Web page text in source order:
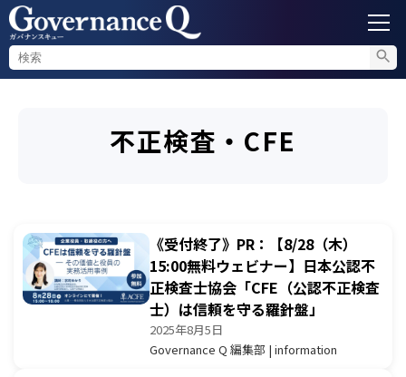
内部通報
不正対策
セミナー情報
不正検査・CFE
《受付終了》PR：【8/28（木）
15:00無料ウェビナー】日本公認不
正検査士協会「CFE（公認不正検査
士）は信頼を守る羅針盤」
2025年8月5日
Governance Q 編集部 | information